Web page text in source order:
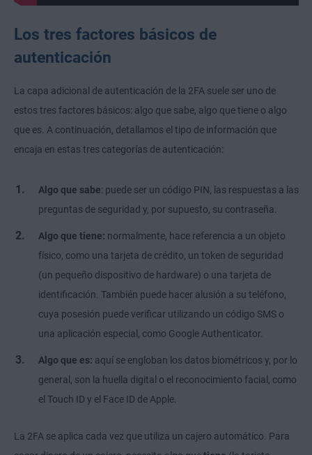
Los tres factores básicos de
autenticación
La capa adicional de autenticación de la 2FA suele ser uno de
estos tres factores básicos: algo que sabe, algo que tiene o algo
que es. A continuación, detallamos el tipo de información que
encaja en estas tres categorías de autenticación:
Algo que sabe: puede ser un código PIN, las respuestas a las
preguntas de seguridad y, por supuesto, su contraseña.
Algo que tiene: normalmente, hace referencia a un objeto
físico, como una tarjeta de crédito, un token de seguridad
(un pequeño dispositivo de hardware) o una tarjeta de
identificación. También puede hacer alusión a su teléfono,
cuya posesión puede verificar utilizando un código SMS o
una aplicación especial, como Google Authenticator.
Algo que es: aquí se engloban los datos biométricos y, por lo
general, son la huella digital o el reconocimiento facial, como
el Touch ID y el Face ID de Apple.
La 2FA se aplica cada vez que utiliza un cajero automático. Para